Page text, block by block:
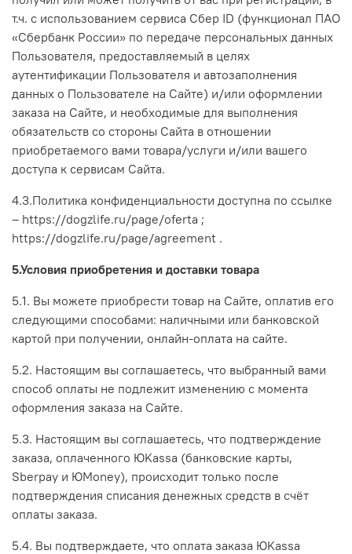
т.ч. с использованием сервиса Сбер ID (функционал ПАО
«Сбербанк России» по передаче персональных данных
Пользователя, предоставляемый в целях
аутентификации Пользователя и автозаполнения
данных о Пользователе на Сайте) и/или оформлении
заказа на Сайте, и необходимые для выполнения
обязательств со стороны Сайта в отношении
приобретаемого вами товара/услуги и/или вашего
доступа к сервисам Сайта.
4.3.Политика конфиденциальности доступна по ссылке
– https://dogzlife.ru/page/oferta ;
https://dogzlife.ru/page/agreement .
5.Условия приобретения и доставки товара
5.1. Вы можете приобрести товар на Сайте, оплатив его
следующими способами: наличными или банковской
картой при получении, онлайн-оплата на сайте.
5.2. Настоящим вы соглашаетесь, что выбранный вами
способ оплаты не подлежит изменению с момента
оформления заказа на Сайте.
5.3. Настоящим вы соглашаетесь, что подтверждение
заказа, оплаченного ЮKassa (банковские карты,
Sberpay и ЮMoney), происходит только после
подтверждения списания денежных средств в счёт
оплаты заказа.
5.4. Вы подтверждаете, что оплата заказа ЮKassa